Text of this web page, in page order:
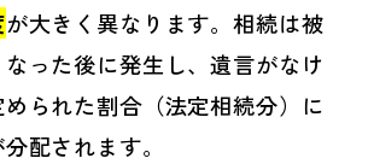
が大きく異なります。相続は被
った後に発生し、遺言がなけ
られた割合（法定相続分）に
配されます。